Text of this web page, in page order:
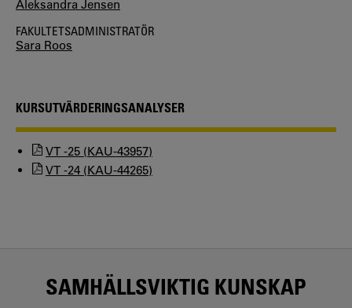
Aleksandra Jensen
FAKULTETSADMINISTRATÖR
Sara Roos
KURSUTVÄRDERINGSANALYSER
VT -25 (KAU-43957)
VT -24 (KAU-44265)
SAMHÄLLSVIKTIG KUNSKAP